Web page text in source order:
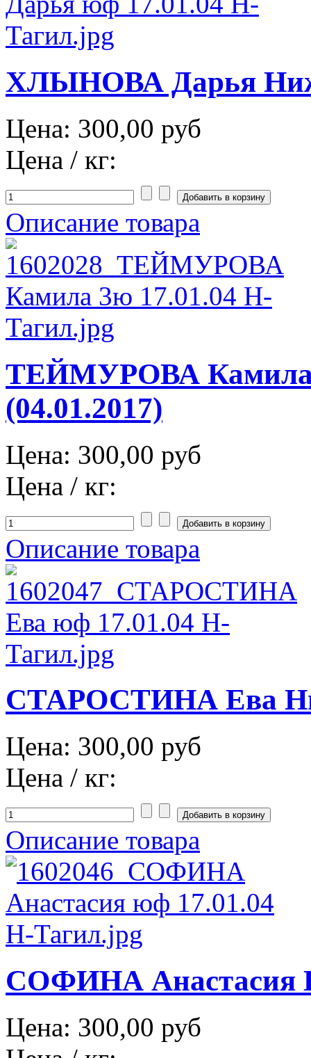
ХЛЫНОВА Дарья
Цена: 300,00 руб
Цена / кг:
Описание товара
ТЕЙМУРОВА Камила
(04.01.2017)
Цена: 300,00 руб
Цена / кг:
Описание товара
СТАРОСТИНА Ева
Цена: 300,00 руб
Цена / кг:
Описание товара
СОФИНА Анастасия
Цена: 300,00 руб